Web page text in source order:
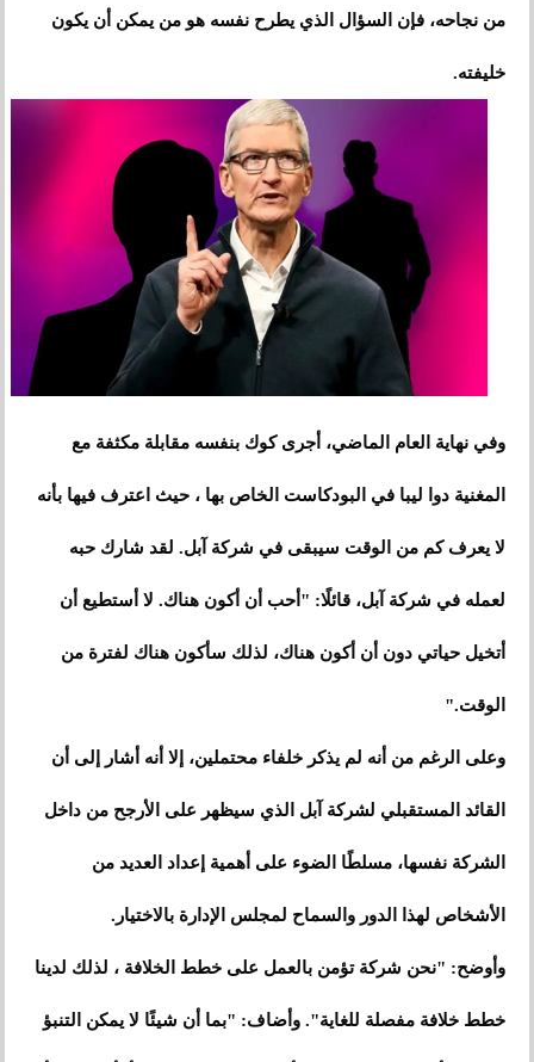
من نجاحه، فإن السؤال الذي يطرح نفسه هو من يمكن أن يكون
خليفته.
وفي نهاية العام الماضي، أجرى كوك بنفسه مقابلة مكثفة مع
المغنية دوا ليبا في البودكاست الخاص بها ، حيث اعترف فيها بأنه
لا يعرف كم من الوقت سيبقى في شركة آبل. لقد شارك حبه
لعمله في شركة آبل، قائلًا: "أحب أن أكون هناك. لا أستطيع أن
أتخيل حياتي دون أن أكون هناك، لذلك سأكون هناك لفترة من
الوقت."
وعلى الرغم من أنه لم يذكر خلفاء محتملين، إلا أنه أشار إلى أن
القائد المستقبلي لشركة آبل الذي سيظهر على الأرجح من داخل
الشركة نفسها، مسلطًا الضوء على أهمية إعداد العديد من
الأشخاص لهذا الدور والسماح لمجلس الإدارة بالاختيار.
وأوضح: "نحن شركة تؤمن بالعمل على خطط الخلافة ، لذلك لدينا
خطط خلافة مفصلة للغاية". وأضاف: "بما أن شيئًا لا يمكن التنبؤ